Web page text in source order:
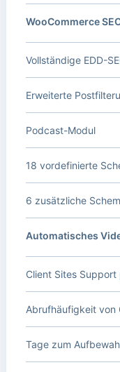
WooCommerce
Vollständige EDD-
Erweiterte
Podcast-Modul
18 vordefinierte
6 zusätzliche
Automatisches
Client Sites Support
Abrufhäufigkeit von
Tage zum